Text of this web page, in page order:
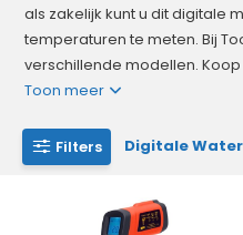
als zakelijk kunt u dit digitale
temperaturen te meten. Bij
verschillende modellen.
Toon meer
Filters Digitale